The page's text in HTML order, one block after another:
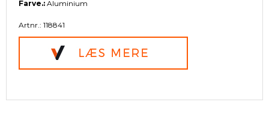
Farve.: Aluminium
Artnr.: 118841